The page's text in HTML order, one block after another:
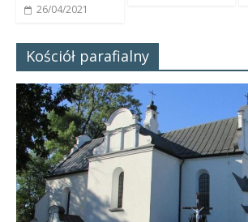
26/04/2021
Kościół parafialny